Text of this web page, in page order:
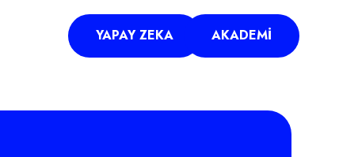
YAPAY ZEKA AKADEMI